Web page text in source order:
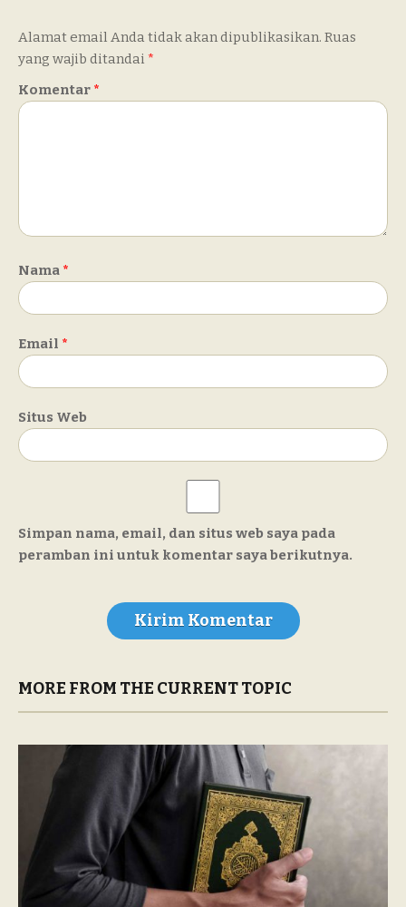
Alamat email Anda tidak akan dipublikasikan. Ruas
yang wajib ditandai *
Komentar *
Nama *
Email *
Situs Web
Simpan nama, email, dan situs web saya pada
peramban ini untuk komentar saya berikutnya.
MORE FROM THE CURRENT TOPIC